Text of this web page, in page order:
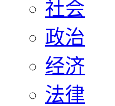
社会
政治
经济
法律